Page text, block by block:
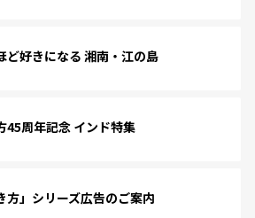
ど好きになる 湘南・江の島
45周年記念 インド特集
方」シリーズ広告のご案内